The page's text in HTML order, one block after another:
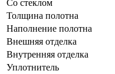
Со стеклом
Толщина полотна
Наполнение полотна
Внешняя отделка
Внутренняя отделка
Уплотнитель